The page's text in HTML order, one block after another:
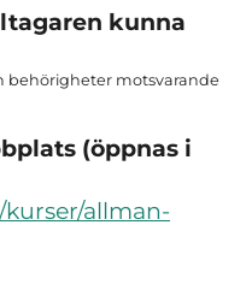
kunna
behörigheter motsvarande
(öppnas i
allman-